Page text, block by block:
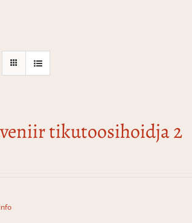
tikutoosihoidja 2